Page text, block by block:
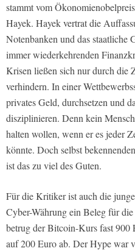
stammt vom
Hayek. Hayek vertrat die
Notenbanken und das staatliche
immer wiederkehrenden
Krisen ließen sich nur durch die
verhindern. In einer
privates Geld, durchsetzen und
disziplinieren. Denn kein
halten wollen, wenn er es jeder
könnte. Doch selbst
ist das zu viel des Guten.
Für die Kritiker ist auch die
Cyber-Währung ein Beleg für
betrug der Bitcoin-Kurs fast 900
auf 200 Euro ab. Der Hype war